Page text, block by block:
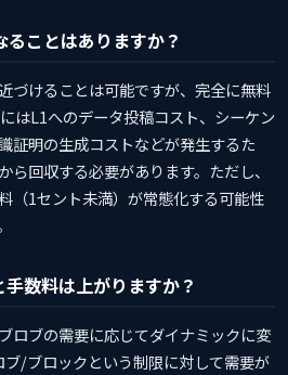
ことはありますか？
づけることは可能ですが、完全に無料
はL1へのデータ投稿コスト、シーケン
証明の生成コストなどが発生するた
ら回収する必要があります。ただし、
（1セント未満）が常態化する可能性
数料は上がりますか？
ロブの需要に応じてダイナミックに変
/ブロックという制限に対して需要が